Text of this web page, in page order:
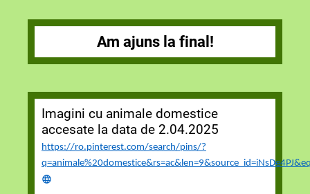
Am ajuns la final!
Imagini cu animale domestice
accesate la data de 2.04.2025
https://ro.pinterest.com/search/pins/?